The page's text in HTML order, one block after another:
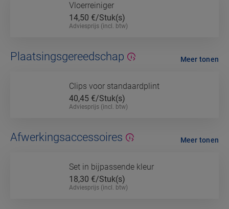
Vloerreiniger
14,50 €/Stuk(s)
Adviesprijs (incl. btw)
Plaatsingsgereedschap
Clips voor standaardplint
40,45 €/Stuk(s)
Adviesprijs (incl. btw)
Meer tonen
Afwerkingsaccessoires
Set in bijpassende kleur
18,30 €/Stuk(s)
Adviesprijs (incl. btw)
Meer tonen